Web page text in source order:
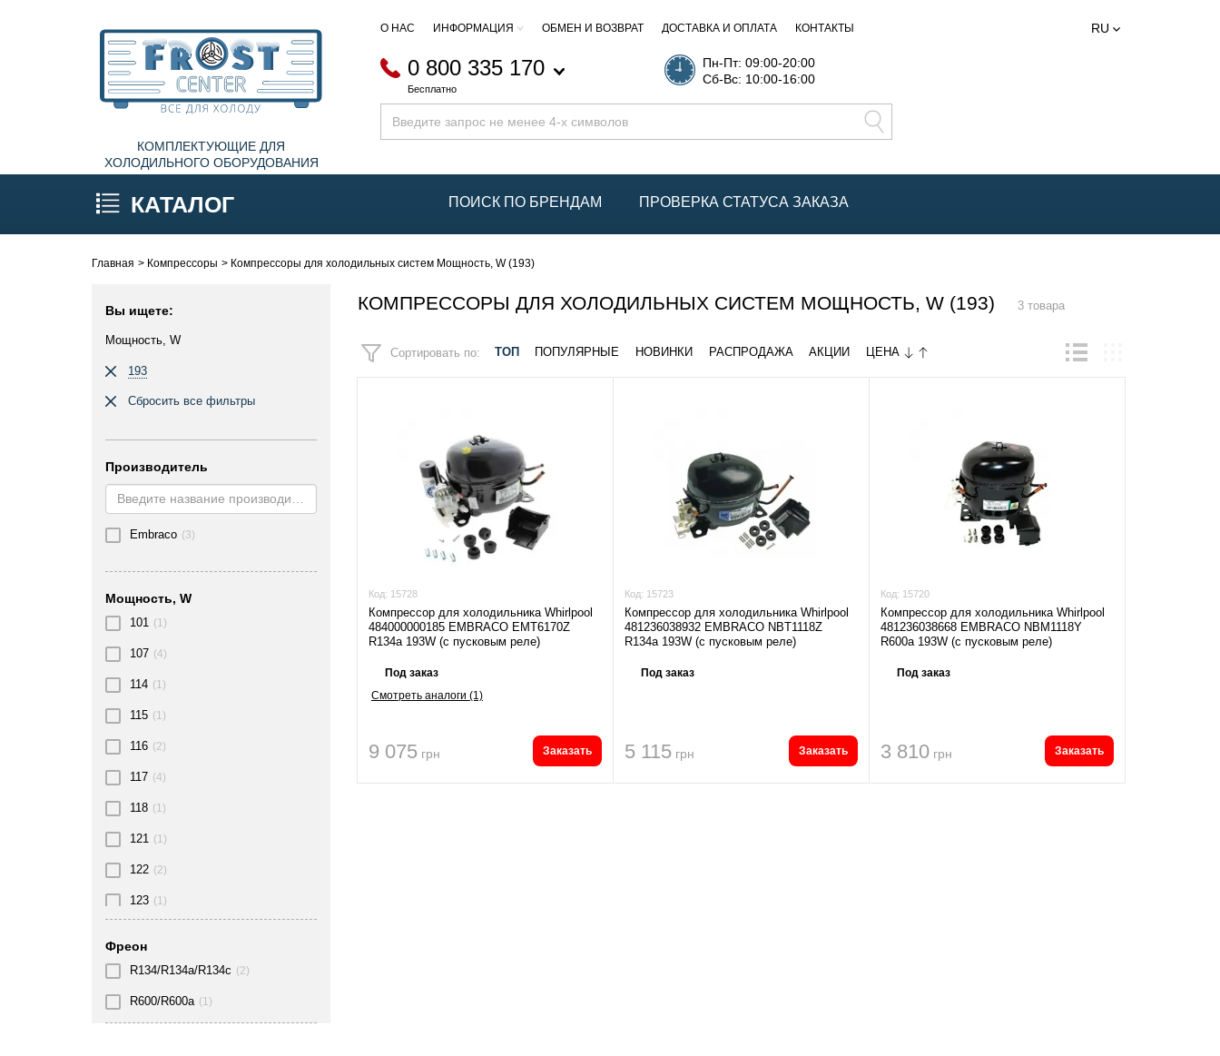
КОМПЛЕКТУЮЩИЕ ДЛЯ
ХОЛОДИЛЬНОГО ОБОРУДОВАНИЯ
О НАС ИНФОРМАЦИЯ ОБМЕН И ВОЗВРАТ ДОСТАВКА И ОПЛАТА КОНТАКТЫ
0 800 335 170
Бесплатно
Пн-Пт: 09:00-20:00
Сб-Вс: 10:00-16:00
RU
КАТАЛОГ ПОИСК ПО БРЕНДАМ ПРОВЕРКА СТАТУСА ЗАКАЗА
Главная Компрессоры Компрессоры для холодильных систем Мощность, W (193)
Вы ищете:
Мощность, W
193
Сбросить все фильтры
Производитель
Embraco (3)
Мощность, W
101 (1)
107 (4)
114 (1)
115 (1)
116 (2)
117 (4)
118 (1)
121 (1)
122 (2)
123 (1)
143 (1)
Фреон
R134/R134a/R134c (2)
R600/R600a (1)
КОМПРЕССОРЫ ДЛЯ ХОЛОДИЛЬНЫХ СИСТЕМ МОЩНОСТЬ, W (193) 3 товара
Сортировать по: ТОП ПОПУЛЯРНЫЕ НОВИНКИ РАСПРОДАЖА АКЦИИ ЦЕНА
Код: 15728
Компрессор для холодильника Whirlpool
484000000185 EMBRACO EMT6170Z
R134a 193W (с пусковым реле)
Под заказ
Смотреть аналоги (1)
9 075 грн Заказать
Код: 15723
Компрессор для холодильника Whirlpool
481236038932 EMBRACO NBT1118Z
R134a 193W (с пусковым реле)
Под заказ
5 115 грн Заказать
Код: 15720
Компрессор для холодильника Whirlpool
481236038668 EMBRACO NBM1118Y
R600a 193W (с пусковым реле)
Под заказ
3 810 грн Заказать